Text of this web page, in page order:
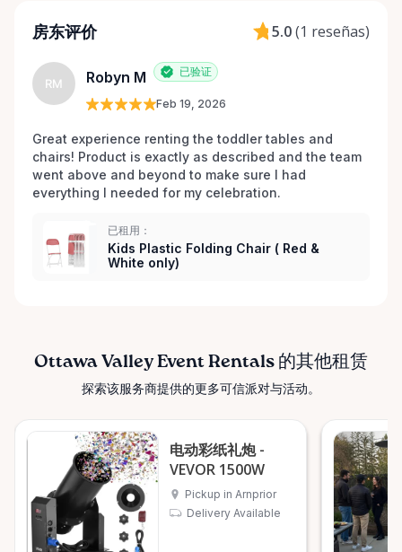
房东评价 5.0(1 reseñas)
RM Robyn M 已验证
Feb 19, 2026
Great experience renting the toddler tables and
chairs! Product is exactly as described and the team
went above and beyond to make sure I had
everything I needed for my celebration.
已租用：
Kids Plastic Folding Chair ( Red &
White only)
Ottawa Valley Event Rentals 的其他租赁
探索该服务商提供的更多可信派对与活动。
电动彩纸礼炮 -
VEVOR 1500W
Pickup in Arnprior
Delivery Available